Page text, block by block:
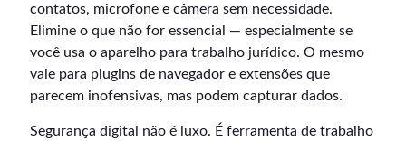
contatos, microfone e câmera sem necessidade.
Elimine o que não for essencial — especialmente se
você usa o aparelho para trabalho jurídico. O mesmo
vale para plugins de navegador e extensões que
parecem inofensivas, mas podem capturar dados.
Segurança digital não é luxo. É ferramenta de trabalho